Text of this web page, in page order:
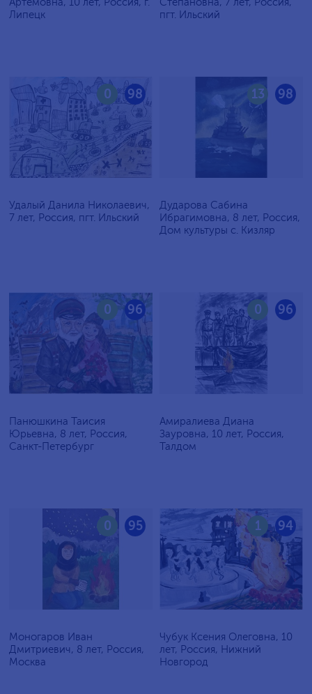
Липецк
пгт. Ильский
98
0
Удалый Данила Николаевич,
7 лет, Россия, пгт. Ильский
98
13
Дударова Сабина
Ибрагимовна, 8 лет, Россия,
Дом культуры с. Кизляр
96
0
Панюшкина Таисия
Юрьевна, 8 лет, Россия,
Санкт-Петербург
96
0
Амиралиева Диана
Зауровна, 10 лет, Россия,
Талдом
95
0
Моногаров Иван
Дмитриевич, 8 лет, Россия,
Москва
94
1
Чубук Ксения Олеговна, 10
лет, Россия, Нижний
Новгород